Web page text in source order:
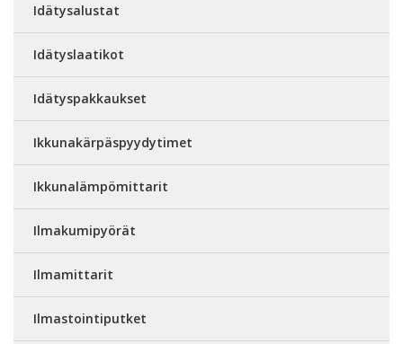
Idätysalustat
Idätyslaatikot
Idätyspakkaukset
Ikkunakärpäspyydytimet
Ikkunalämpömittarit
Ilmakumipyörät
Ilmamittarit
Ilmastointiputket